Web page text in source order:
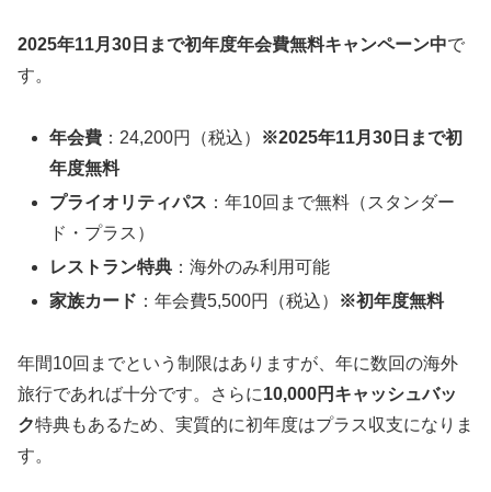
2025年11月30日まで初年度年会費無料キャンペーン中で
す。
年会費 ：24,200円（税込）
※2025年11月30日まで初
年度無料
プライオリティパス ：年10回まで無料（スタンダー
ド・プラス）
レストラン特典 ：海外のみ利用可能
家族カード ：年会費5,500円（税込） ※初年度無料
年間10回までという制限はありますが、年に数回の海外
旅行であれば十分です。さらに10,000円キャッシュバッ
ク特典もあるため、実質的に初年度はプラス収支になりま
す。